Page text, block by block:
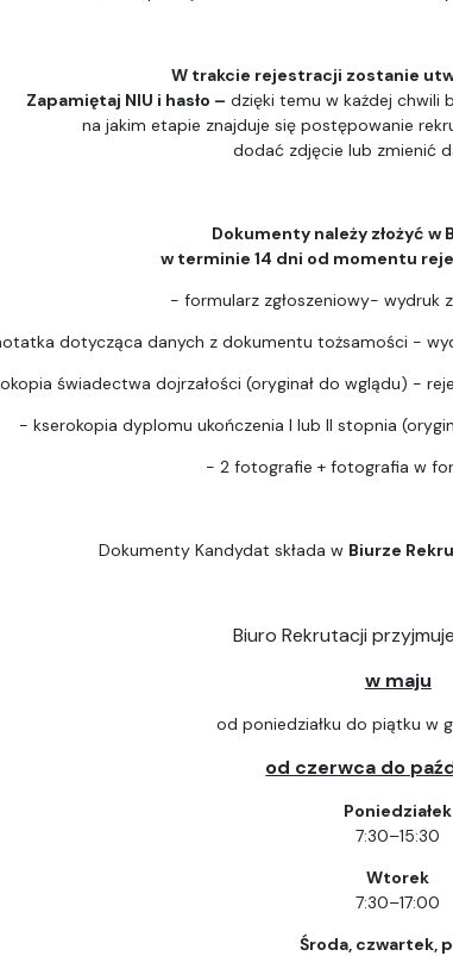
W trakcie rejestracji zostanie
Zapamiętaj NIU i hasło – dzięki temu w każdej chwili
na jakim etapie znajduje się postępowanie
dodać zdjęcie lub zmienić
Dokumenty należy złożyć w
w terminie 14 dni od momentu
- formularz zgłoszeniowy- wydruk
dotycząca danych z dokumentu tożsamości -
świadectwa dojrzałości (oryginał do wglądu) -
- kserokopia dyplomu ukończenia I lub II stopnia
- 2 fotografie + fotografia w
Dokumenty Kandydat składa w Biurze
Biuro Rekrutacji
w maju
od poniedziałku do piątku w
od czerwca do
Poniedziałek
7:30–15:30
Wtorek
7:30–17:00
Środa, czwartek,